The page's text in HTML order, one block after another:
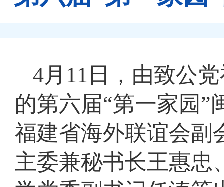
4月11日，由致公
的第六届“第一家园
福建省海外联谊会副
主委兼秘书长王惠忠